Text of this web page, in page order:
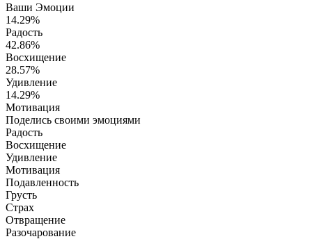
Ваши Эмоции
14.29%
Радость
42.86%
Восхищение
28.57%
Удивление
14.29%
Мотивация
Поделись своими эмоциями
Радость
Восхищение
Удивление
Мотивация
Подавленность
Грусть
Страх
Отвращение
Разочарование